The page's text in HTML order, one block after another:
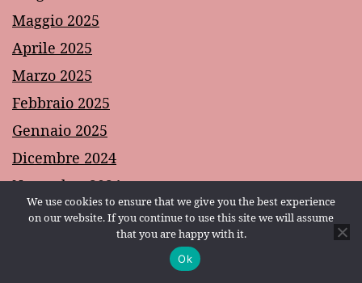
Maggio 2025
Aprile 2025
Marzo 2025
Febbraio 2025
Gennaio 2025
Dicembre 2024
Novembre 2024
Ottobre 2024
Settembre 2024
We use cookies to ensure that we give you the best experience
on our website. If you continue to use this site we will assume
that you are happy with it.
Ok